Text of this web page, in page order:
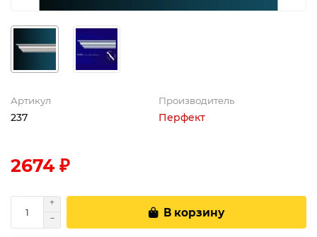
Артикул
237
Производитель
Перфект
2674 ₽
В корзину